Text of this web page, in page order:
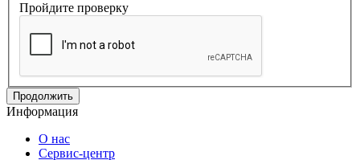
Пройдите проверку
Продолжить
Информация
О нас
Сервис-центр